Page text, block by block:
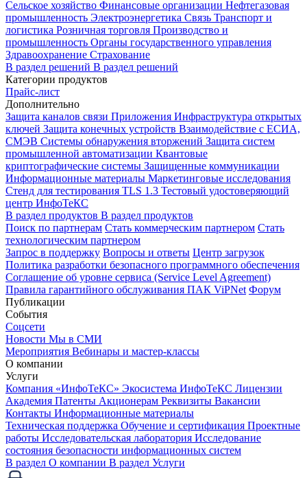
Сельское хозяйство Финансовые организации Нефтегазовая
промышленность Электроэнергетика Связь Транспорт и
логистика Розничная торговля Производство и
промышленность Органы государственного управления
Здравоохранение Страхование
В раздел решений В раздел решений
Категории продуктов
Прайс-лист
Дополнительно
Защита каналов связи Приложения Инфраструктура открытых
ключей Защита конечных устройств Взаимодействие с ЕСИА,
СМЭВ Системы обнаружения вторжений Защита систем
промышленной автоматизации Квантовые
криптографические системы Защищенные коммуникации
Информационные материалы Маркетинговые исследования
Стенд для тестирования TLS 1.3 Тестовый удостоверяющий
центр ИнфоТеКС
В раздел продуктов В раздел продуктов
Поиск по партнерам Стать коммерческим партнером Стать
технологическим партнером
Запрос в поддержку Вопросы и ответы Центр загрузок
Политика разработки безопасного программного обеспечения
Соглашение об уровне сервиса (Service Level Agreement)
Правила гарантийного обслуживания ПАК ViPNet Форум
Публикации
События
Соцсети
Новости Мы в СМИ
Мероприятия Вебинары и мастер-классы
О компании
Услуги
Компания «ИнфоТеКС» Экосистема ИнфоТеКС Лицензии
Академия Патенты Акционерам Реквизиты Вакансии
Контакты Информационные материалы
Техническая поддержка Обучение и сертификация Проектные
работы Исследовательская лаборатория Исследование
состояния безопасности информационных систем
В раздел О компании В раздел Услуги